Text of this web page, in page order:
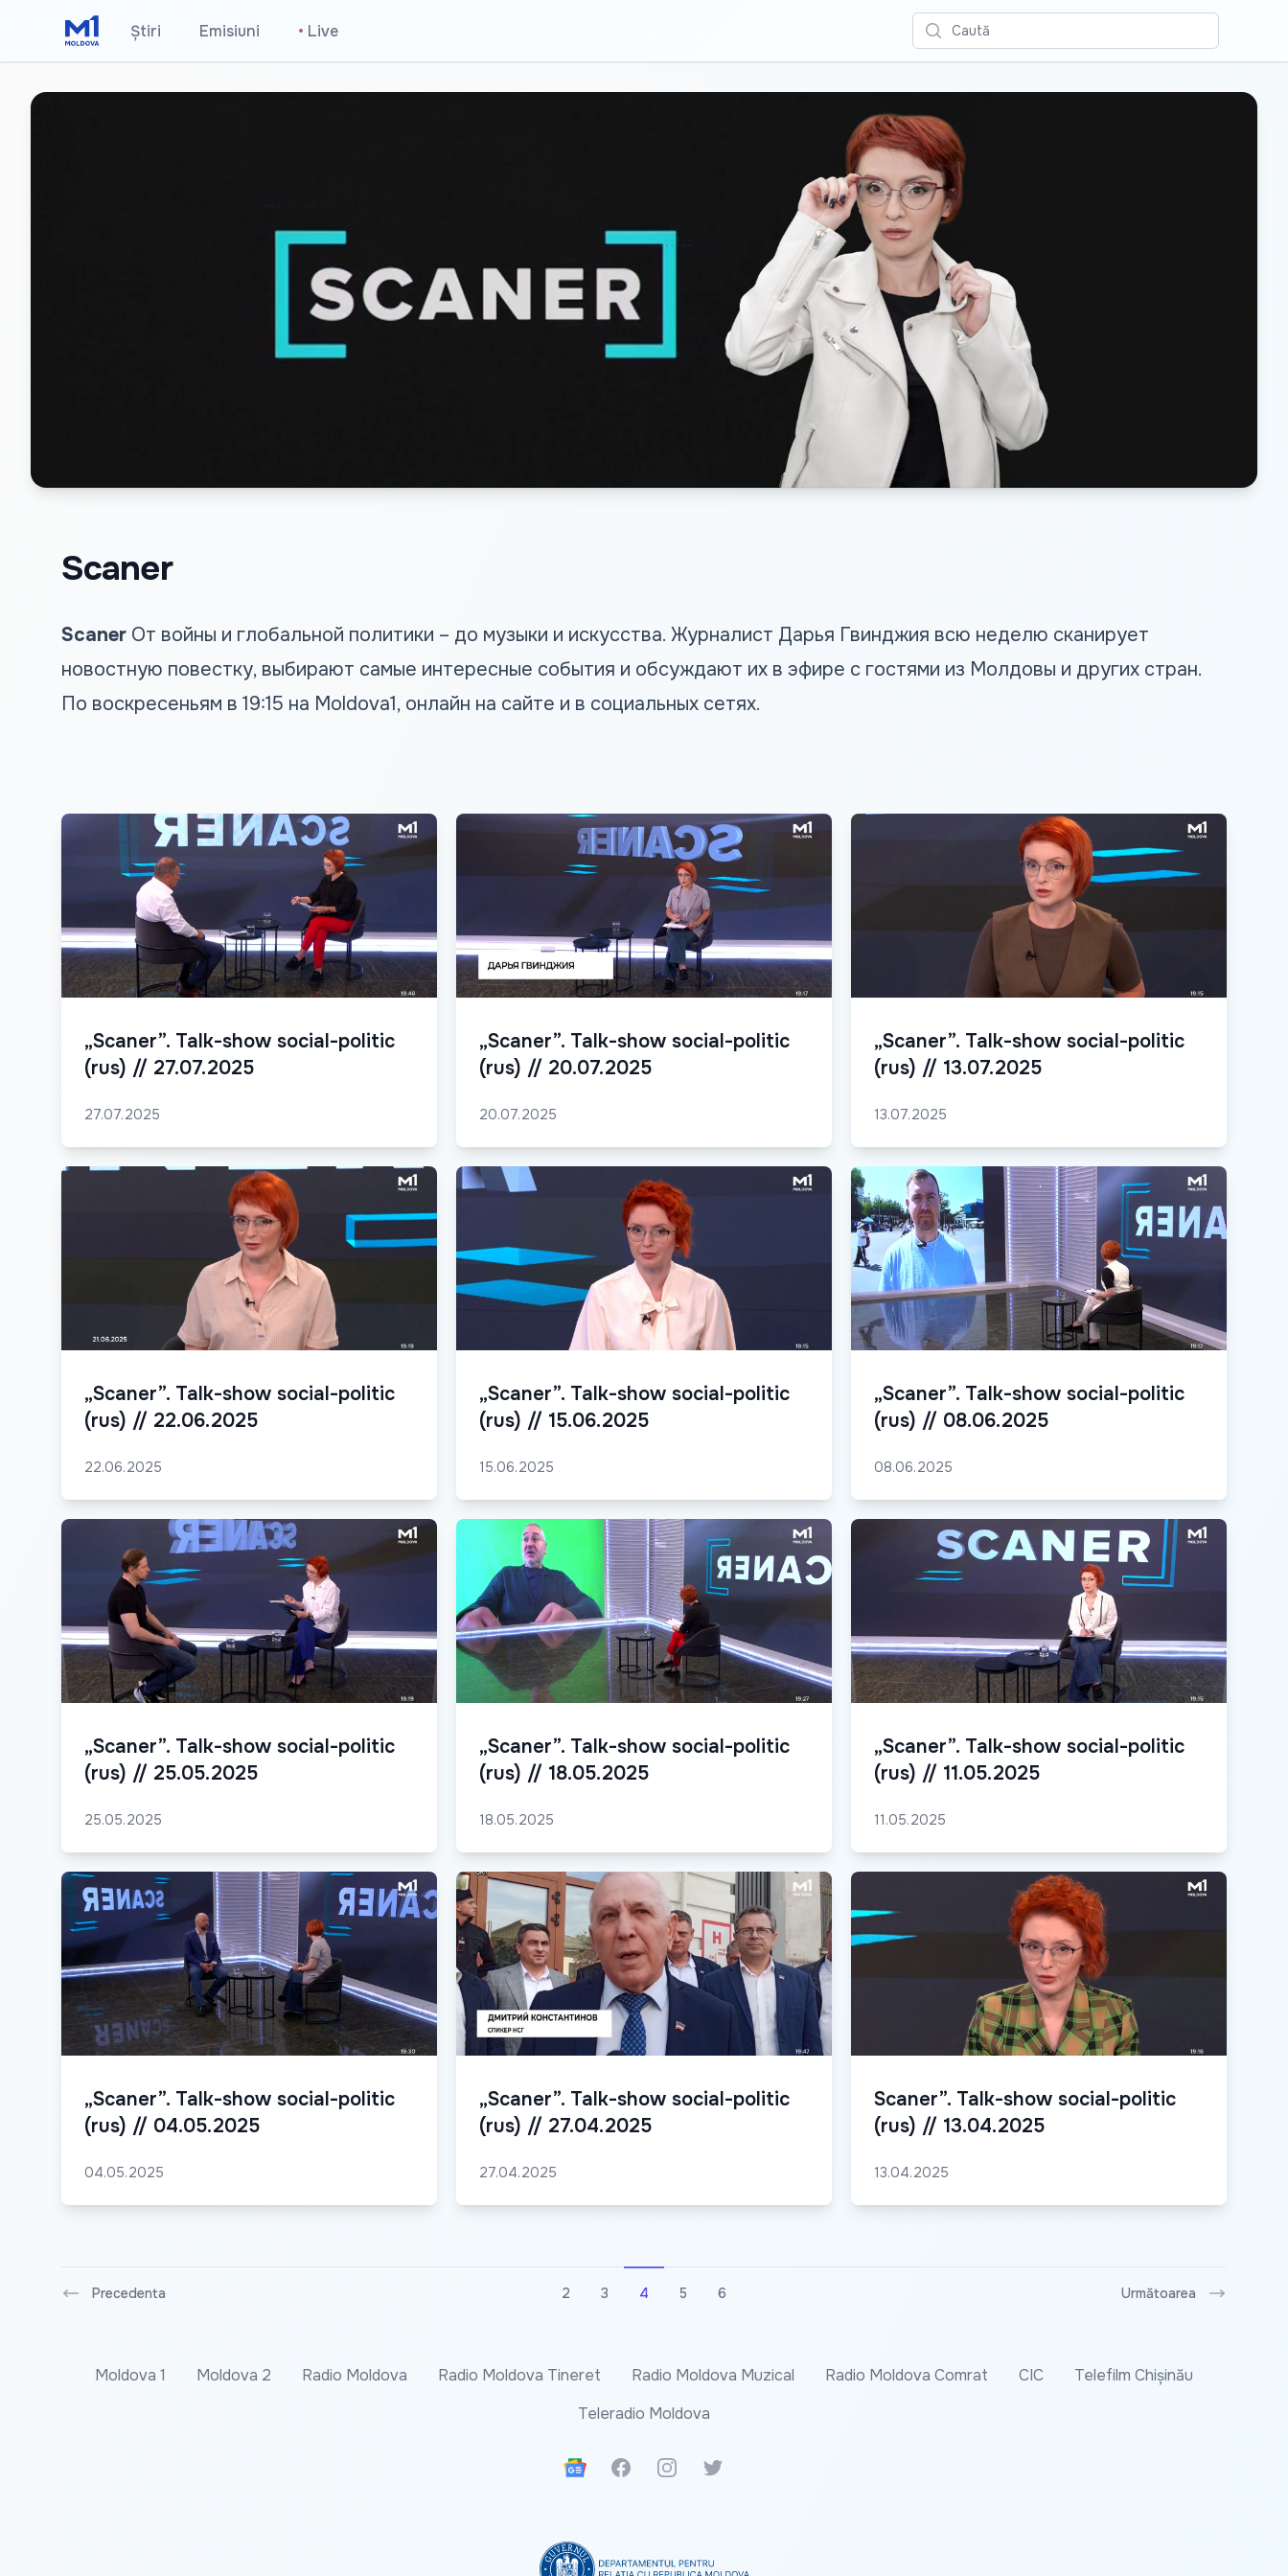
Știri Emisiuni • Live Caută
Scaner
Scaner От войны и глобальной политики – до музыки и искусства. Журналист Дарья Гвинджия всю неделю сканирует
новостную повестку, выбирают самые интересные события и обсуждают их в эфире с гостями из Молдовы и других стран.
По воскресеньям в 19:15 на Moldova1, онлайн на сайте и в социальных сетях.
„Scaner”. Talk-show social-politic
(rus) // 27.07.2025
27.07.2025
„Scaner”. Talk-show social-politic
(rus) // 20.07.2025
20.07.2025
„Scaner”. Talk-show social-politic
(rus) // 13.07.2025
13.07.2025
„Scaner”. Talk-show social-politic
(rus) // 22.06.2025
22.06.2025
„Scaner”. Talk-show social-politic
(rus) // 15.06.2025
15.06.2025
„Scaner”. Talk-show social-politic
(rus) // 08.06.2025
08.06.2025
„Scaner”. Talk-show social-politic
(rus) // 25.05.2025
25.05.2025
„Scaner”. Talk-show social-politic
(rus) // 18.05.2025
18.05.2025
„Scaner”. Talk-show social-politic
(rus) // 11.05.2025
11.05.2025
„Scaner”. Talk-show social-politic
(rus) // 04.05.2025
04.05.2025
„Scaner”. Talk-show social-politic
(rus) // 27.04.2025
27.04.2025
Scaner”. Talk-show social-politic
(rus) // 13.04.2025
13.04.2025
Precedenta 2 3 4 5 6 Următoarea
Moldova 1 Moldova 2 Radio Moldova Radio Moldova Tineret Radio Moldova Muzical Radio Moldova Comrat CIC
Telefilm Chișinău
Teleradio Moldova
Google News
FacebookInstagramTwitter